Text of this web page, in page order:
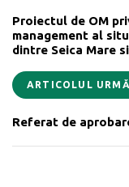
Proiectul de OM
management al
dintre Seica Mare
ARTICOLUL
Referat de